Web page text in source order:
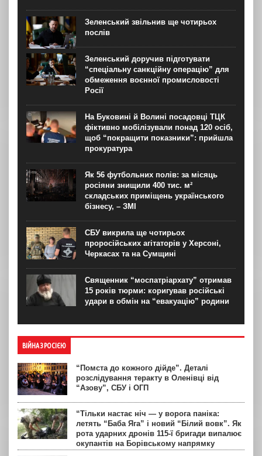
Зеленський звільнив ще чотирьох
послів
Зеленський доручив підготувати
“спеціальну санкційну операцію” для
обмеження воєнної промисловості
Росії
На Буковині й Волині посадовці ТЦК
фіктивно мобілізували понад 120 осіб,
щоб “покращити показники”: прийшла
прокуратура
Як 56 футбольних полів: за місяць
росіяни знищили 400 тис. м²
складських приміщень українського
бізнесу, – ЗМІ
СБУ викрила ще чотирьох
проросійських агітаторів у Херсоні,
Черкасах та на Сумщині
Священник “моспатріархату” отримав
15 років тюрми: коригував російські
удари в обмін на “евакуацію” родини
ВІЙНА З РОСІЄЮ
“Помста до кожного дійде”. Деталі
розслідування теракту в Оленівці від
“Азову”, СБУ і ОГП
“Тільки настає ніч — у ворога паніка:
летять “Баба Яга” і новий “Білий вовк”. Як
рота ударних дронів 115-ї бригади випалює
окупантів на Борівському напрямку